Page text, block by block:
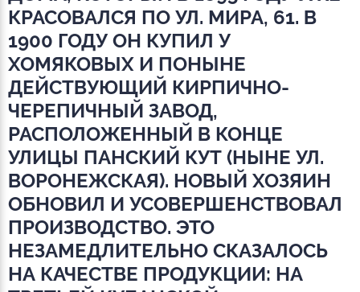
КРАСОВАЛСЯ ПО УЛ. МИРА, 61. В
1900 ГОДУ ОН КУПИЛ У
ХОМЯКОВЫХ И ПОНЫНЕ
ДЕЙСТВУЮЩИЙ КИРПИЧНО-
ЧЕРЕПИЧНЫЙ ЗАВОД,
РАСПОЛОЖЕННЫЙ В КОНЦЕ
УЛИЦЫ ПАНСКИЙ КУТ (НЫНЕ УЛ.
ВОРОНЕЖСКАЯ). НОВЫЙ ХОЗЯИН
ОБНОВИЛ И УСОВЕРШЕНСТВОВАЛ
ПРОИЗВОДСТВО. ЭТО
НЕЗАМЕДЛИТЕЛЬНО СКАЗАЛОСЬ
НА КАЧЕСТВЕ ПРОДУКЦИИ: НА